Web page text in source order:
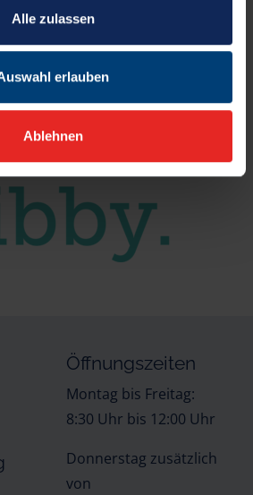
Alle zulassen
erlauben
Ablehnen
Öffnungszeiten
Montag bis Freitag:
8:30 Uhr bis 12:00 Uhr
Donnerstag zusätzlich
von